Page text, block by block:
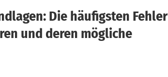
Die häufigsten Fehler
und deren mögliche